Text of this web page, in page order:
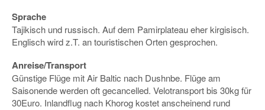
Sprache
Tajikisch und russisch. Auf dem Pamirplateau eher kirgisisch.
Englisch wird z.T. an touristischen Orten gesprochen.
Anreise/Transport
Günstige Flüge mit Air Baltic nach Dushnbe. Flüge am
Saisonende werden oft gecancelled. Velotransport bis 30kg für
30Euro. Inlandflug nach Khorog kostet anscheinend rund